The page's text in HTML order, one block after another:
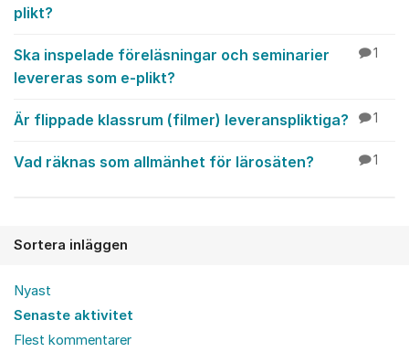
plikt?
Ska inspelade föreläsningar och seminarier
levereras som e-plikt?
1
Är flippade klassrum (filmer) leveranspliktiga? 1
Vad räknas som allmänhet för lärosäten? 1
Sortera inläggen
Nyast
Senaste aktivitet
Flest kommentarer